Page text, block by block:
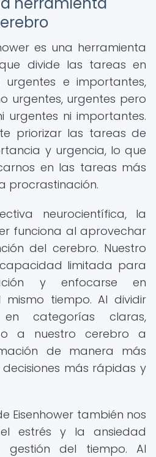
es una herramienta
divide las tareas en
e importantes,
urgentes, urgentes pero
urgentes ni importantes.
priorizar las tareas de
y urgencia, lo que
en las tareas más
procrastinación.
neurocientífica, la
funciona al aprovechar
del cerebro. Nuestro
limitada para
y enfocarse en
tiempo. Al dividir
categorías claras,
a nuestro cerebro a
de manera más
más rápidas y
Eisenhower también nos
estrés y la ansiedad
del tiempo. Al